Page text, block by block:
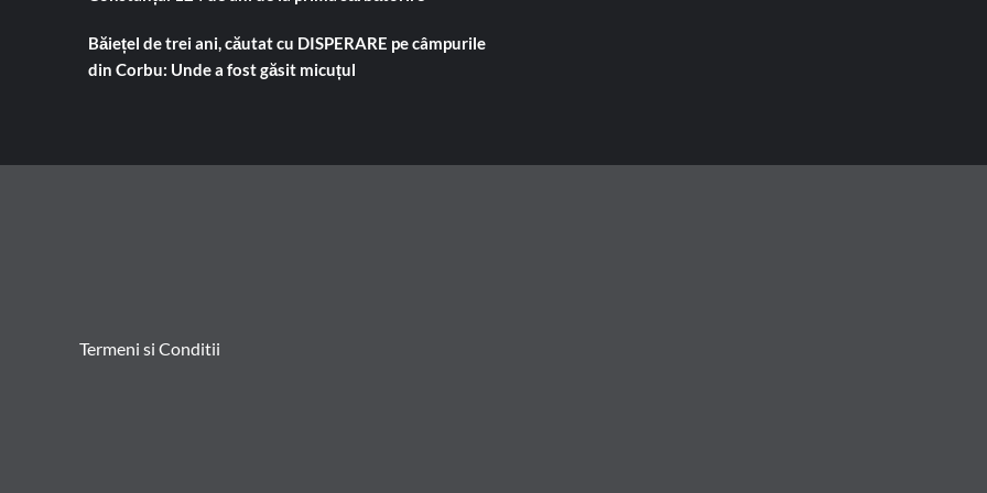
Băiețel de trei ani, căutat cu DISPERARE pe câmpurile
din Corbu: Unde a fost găsit micuțul
Termeni si Conditii